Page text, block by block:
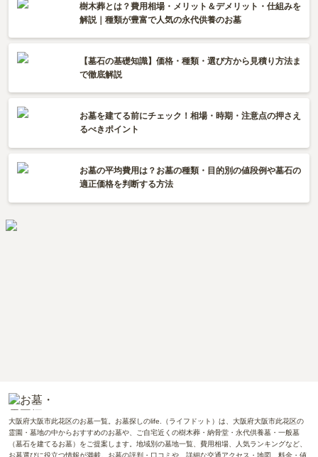
樹木葬とは？費用相場・メリット＆デメリット・仕組みを
解説｜種類が豊富で人気の永代供養のお墓
【墓石の基礎知識】価格・種類・選び方から見積り方法ま
で徹底解説
お墓を建てる前にチェック！相場・時期・注意点の押さえ
るべきポイント
お墓の平均費用は？お墓の種類・目的別の値段例や墓石の
適正価格を判断する方法
大阪府大阪市此花区のお墓一覧。お墓探しのlife.（ライフドット）は、大阪府大阪市此花区の
霊園・墓地の中からおすすめのお墓や、ご自宅近くの樹木葬・納骨堂・永代供養墓・一般墓
（墓石を建てるお墓）をご提案します。地域別の墓地一覧、費用相場、人気ランキングなど、
お墓選びに役立つ情報が満載。お墓の評判・口コミや、詳細な交通アクセス・地図、料金・値